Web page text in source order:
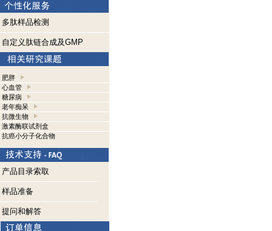
多肽样品检测
自定义肽链合成及GMP
肥胖
心血管
糖尿病
老年痴呆
抗微生物
激素酶联试剂盒
抗癌小分子化合物
产品目录索取
样品准备
提问和解答